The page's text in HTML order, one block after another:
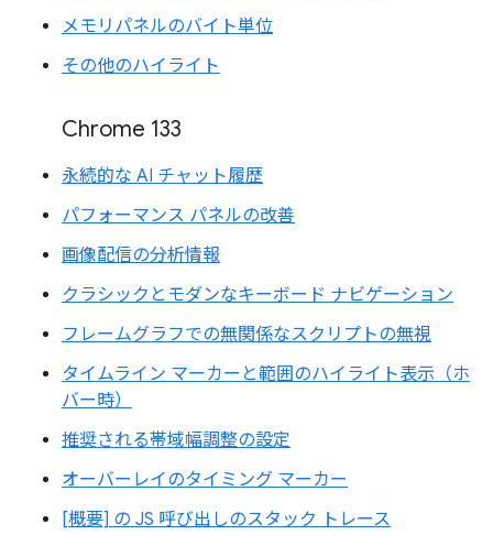
メモリパネルのバイト単位
その他のハイライト
Chrome 133
永続的な AI チャット履歴
パフォーマンス パネルの改善
画像配信の分析情報
クラシックとモダンなキーボード ナビゲーション
フレームグラフでの無関係なスクリプトの無視
タイムライン マーカーと範囲のハイライト表示（ホ
バー時）
推奨される帯域幅調整の設定
オーバーレイのタイミング マーカー
[概要] の JS 呼び出しのスタック トレース